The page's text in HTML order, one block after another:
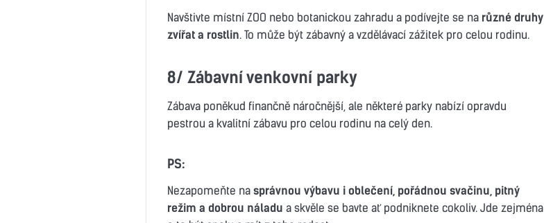
Navštivte místní ZOO nebo botanickou zahradu a podívejte se narůzné druhy
zvířat a rostlin. To může být zábavný a vzdělávací zážitek pro celou rodinu.
8/ Zábavní venkovní parky
Zábava poněkud finančně náročnější, ale některé parky nabízí opravdu
pestrou a kvalitní zábavu pro celou rodinu na celý den.
PS:
Nezapomeňte na správnou výbavu i oblečení, pořádnou svačinu, pitný
režim a dobrou náladu a skvěle se bavte ať podniknete cokoliv. Jde zejména